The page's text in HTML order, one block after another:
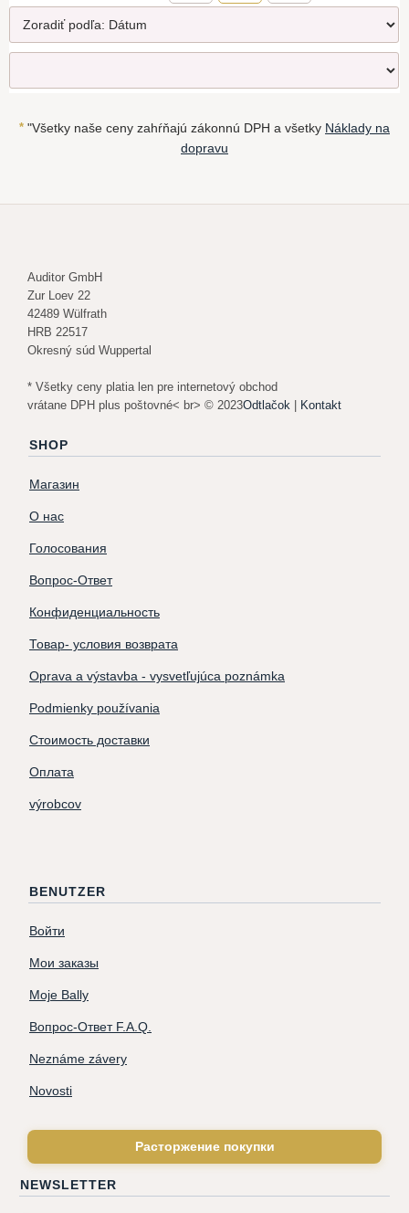
* "Všetky naše ceny zahŕňajú zákonnú DPH a všetky Náklady na
dopravu
Auditor GmbH
Zur Loev 22
42489 Wülfrath
HRB 22517
Okresný súd Wuppertal
* Všetky ceny platia len pre internetový obchod
vrátane DPH plus poštovné< br> © 2023Odtlačok | Kontakt
SHOP
Магазин
О нас
Голосования
Вопрос-Ответ
Конфиденциальность
Товар- условия возврата
Oprava a výstavba - vysvetľujúca poznámka
Podmienky používania
Стоимость доставки
Оплата
výrobcov
BENUTZER
Войти
Мои заказы
Moje Bally
Вопрос-Ответ F.A.Q.
Neznáme závery
Novosti
Расторжение покупки
NEWSLETTER